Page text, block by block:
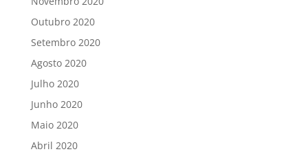
Outubro 2020
Setembro 2020
Agosto 2020
Julho 2020
Junho 2020
Maio 2020
Abril 2020